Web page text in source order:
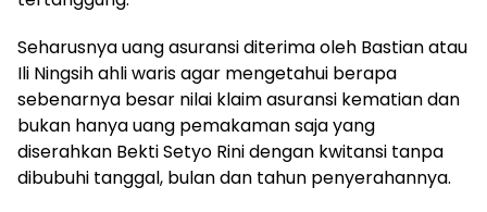
Seharusnya uang asuransi diterima oleh Bastian atau
Ili Ningsih ahli waris agar mengetahui berapa
sebenarnya besar nilai klaim asuransi kematian dan
bukan hanya uang pemakaman saja yang
diserahkan Bekti Setyo Rini dengan kwitansi tanpa
dibubuhi tanggal, bulan dan tahun penyerahannya.